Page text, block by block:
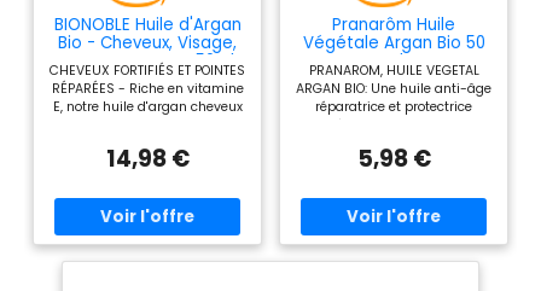
BIONOBLE Huile d'Argan
Bio - Cheveux, Visage,
Corps - Maroc - 50ml
CHEVEUX FORTIFIÉS ET POINTES
RÉPARÉES - Riche en vitamine
E, notre huile d'argan cheveux
fibre capillaire et sublime les
DIMINUE LES RIDES ET NOURRIT
- Grâce à sa richesse en
acides gras essentiels, notre
huile argan bio nourrit
14,98 €
Pranarôm Huile
Végétale Argan Bio 50
ml
PRANAROM, HUILE VEGETAL
ARGAN BIO: Une huile anti-âge
réparatrice et protectrice
cutanée, riche en vitamines et
utilisée traditionnellement par
protection et la vigueur de la
peau ou des cheveux. IDEAL EN
CAS DES : Rides, Peau sèche
ou mature, Cheveux abîmés
5,98 €